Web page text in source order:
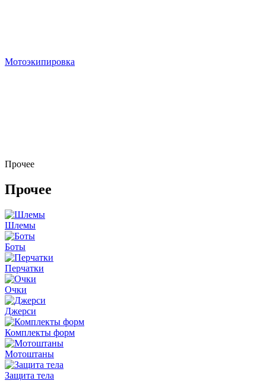
Мотоэкипировка
Прочее
Прочее
Шлемы
Боты
Перчатки
Очки
Джерси
Комплекты форм
Мотоштаны
Защита тела